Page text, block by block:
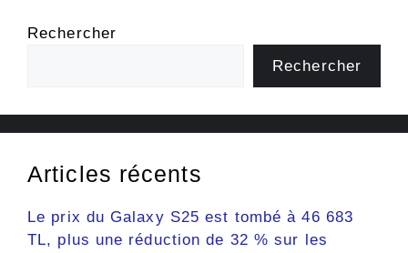
Rechercher
Rechercher
Articles récents
Le prix du Galaxy S25 est tombé à 46 683
TL, plus une réduction de 32 % sur les